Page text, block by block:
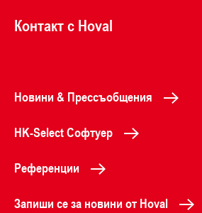
Контакт с Hoval
Новини & Прессъобщения
HK-Select Софтуер
Референции
Запиши се за новини от Hoval